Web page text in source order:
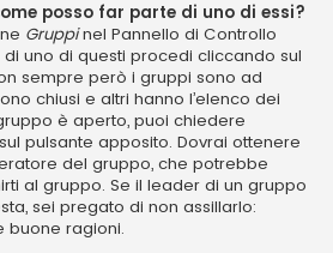
posso far parte di uno di essi?
Gruppinel Pannello di Controllo
uno di questi procedi cliccando sul
sempre però i gruppi sono ad
chiusi e altri hanno l’elenco dei
è aperto, puoi chiedere
pulsante apposito. Dovrai ottenere
del gruppo, che potrebbe
al gruppo. Se il leader di un gruppo
sei pregato di non assillarlo:
buone ragioni.